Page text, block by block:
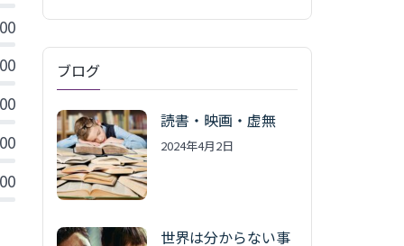
ブログ
読書・映画・虚無
2024年4月2日
世界は分からない事